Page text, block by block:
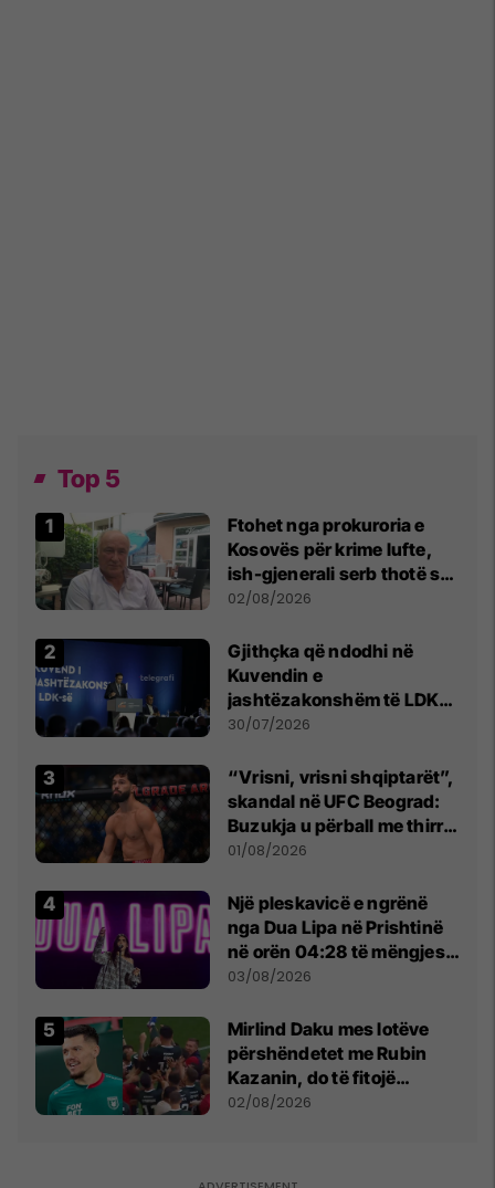
Top 5
Ftohet nga prokuroria e
Kosovës për krime lufte,
ish-gjenerali serb thotë se
dikush e tradhtoi në
02/08/2026
Gjithçka që ndodhi në
Kuvendin e
jashtëzakonshëm të LDK-
së
30/07/2026
“Vrisni, vrisni shqiptarët”,
skandal në UFC Beograd:
Buzukja u përball me thirrje
anti-shqiptare nga
01/08/2026
Një pleskavicë e ngrënë
nga Dua Lipa në Prishtinë
në orën 04:28 të mëngjesit
- dhe bota digjitale serbe
03/08/2026
Mirlind Daku mes lotëve
përshëndetet me Rubin
Kazanin, do të fitojë
miliona te Spartak Moska
02/08/2026